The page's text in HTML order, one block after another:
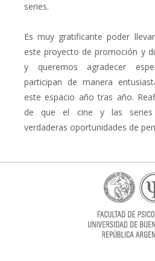
series.
Es muy gratificante poder
este proyecto de promoción y
y queremos agradecer
participan de manera
este espacio año tras año.
de que el cine y las series
verdaderas oportunidades de